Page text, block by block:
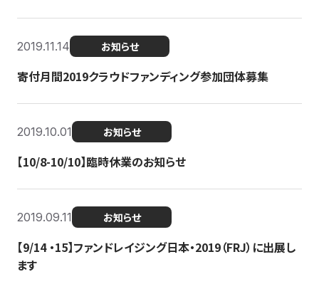
2019.11.14 お知らせ
寄付月間2019クラウドファンディング参加団体募集
2019.10.01 お知らせ
【10/8-10/10】臨時休業のお知らせ
2019.09.11 お知らせ
【9/14 ・15】ファンドレイジング日本・2019（FRJ）に出展し
ます